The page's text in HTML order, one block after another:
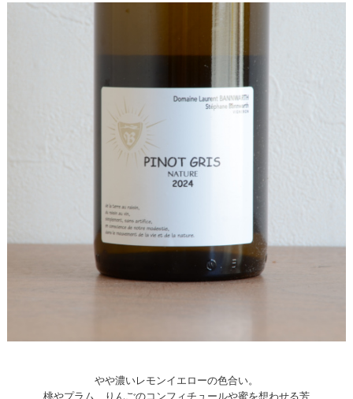
やや濃いレモンイエローの色合い。
桃やプラム、りんごのコンフィチュールや蜜を想わせる芳